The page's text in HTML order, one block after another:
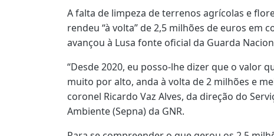
A falta de limpeza de terrenos agrícolas e
rendeu “à volta” de 2,5 milhões de euros em
avançou à Lusa fonte oficial da Guarda
“Desde 2020, eu posso-lhe dizer que o valor
muito por alto, anda à volta de 2 milhões e
coronel Ricardo Vaz Alves, da direção do
Ambiente (Sepna) da GNR.